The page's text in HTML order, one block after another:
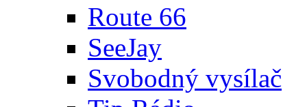
Route 66
SeeJay
Svobodný vysílač